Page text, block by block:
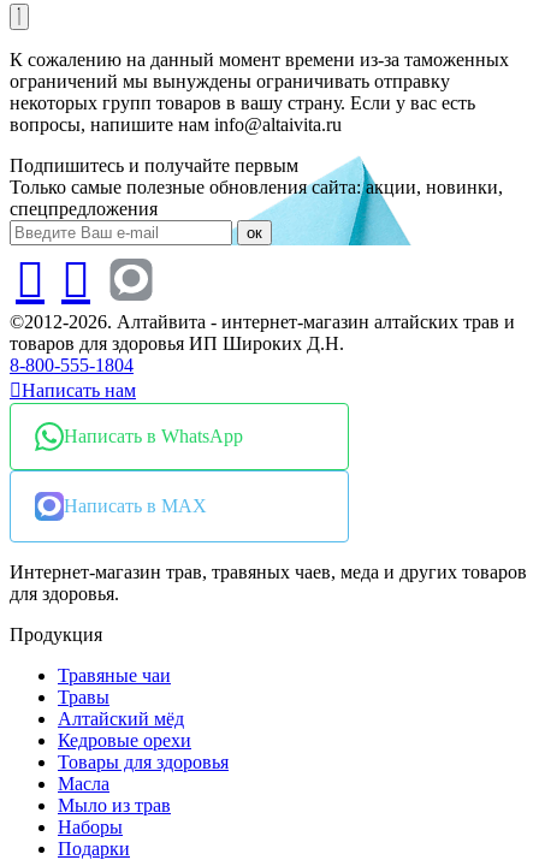
К сожалению на данный момент времени из-за таможенных
ограничений мы вынуждены ограничивать отправку
некоторых групп товаров в вашу страну. Если у вас есть
вопросы, напишите нам info@altaivita.ru
Подпишитесь и получайте первым
Только самые полезные обновления сайта: акции, новинки,
спецпредложения
ок
©2012-2026. Алтайвита - интернет-магазин алтайских трав и
товаров для здоровья ИП Широких Д.Н.
8-800-555-1804
Написать нам
Написать в WhatsApp
Написать в MAX
Интернет-магазин трав, травяных чаев, меда и других товаров
для здоровья.
Продукция
Травяные чаи
Травы
Алтайский мёд
Кедровые орехи
Товары для здоровья
Масла
Мыло из трав
Наборы
Подарки